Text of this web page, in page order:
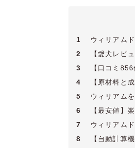
1
ウィリアム
2
【愛犬レビ
3
【口コミ
4
【原材料と
5
ウィリアム
6
【最安値】
7
ウィリアム
8
【自動計算